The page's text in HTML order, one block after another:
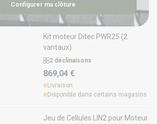
Configurer ma clôture
Kit moteur Ditec PWR25 (2
vantaux)
2 déclinaisons
869,04 €
Livraison
Disponible dans certains magasins
Jeu de Cellules LIN2 pour Moteur